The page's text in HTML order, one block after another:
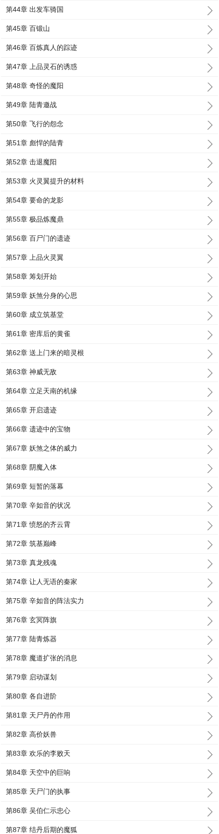
第44章 出发车骑国
第45章 百锻山
第46章 百炼真人的踪迹
第47章 上品灵石的诱惑
第48章 奇怪的魔阳
第49章 陆青邀战
第50章 飞行的怨念
第51章 彪悍的陆青
第52章 击退魔阳
第53章 火灵翼提升的材料
第54章 要命的龙影
第55章 极品炼魔鼎
第56章 百尸门的遗迹
第57章 上品火灵翼
第58章 筹划开始
第59章 妖煞分身的心思
第60章 成立筑基堂
第61章 密库后的黄雀
第62章 送上门来的暗灵根
第63章 神威无敌
第64章 立足天南的机缘
第65章 开启遗迹
第66章 遗迹中的宝物
第67章 妖煞之体的威力
第68章 阴魔入体
第69章 短暂的落幕
第70章 辛如音的状况
第71章 愤怒的齐云霄
第72章 筑基巅峰
第73章 真龙残魂
第74章 让人无语的秦家
第75章 辛如音的阵法实力
第76章 玄冥阵旗
第77章 陆青炼器
第78章 魔道扩张的消息
第79章 启动谋划
第80章 各自进阶
第81章 天尸丹的作用
第82章 高价妖兽
第83章 欢乐的李败天
第84章 天空中的巨响
第85章 天尸门的执事
第86章 吴伯仁示忠心
第87章 结丹后期的魔狐